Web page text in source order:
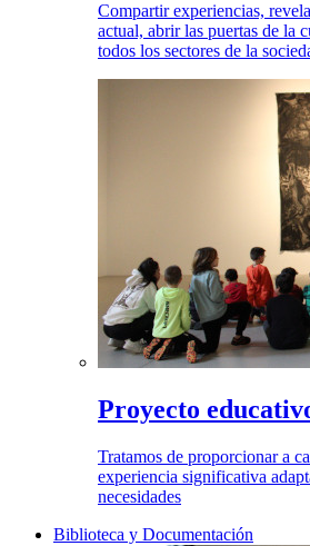
Compartir experiencias,
actual, abrir las puertas de la
todos los sectores de la
Proyecto
Tratamos de proporcionar a
experiencia significativa
necesidades
Biblioteca y Documentación